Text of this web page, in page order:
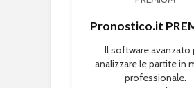
Pronostico.it
Il software avanzato
analizzare le partite in
professionale.